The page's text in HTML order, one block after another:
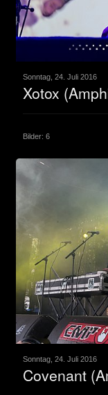
Sonntag, 24. Juli 2016
Xotox
Bilder: 6
Sonntag, 24. Juli 2016
Covenant